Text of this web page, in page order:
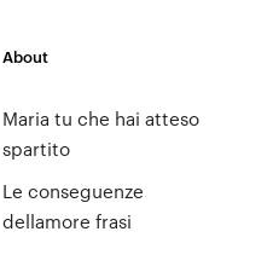
About
Maria tu che hai atteso
spartito
Le conseguenze
dellamore frasi